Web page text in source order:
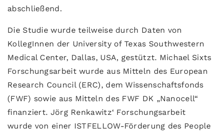
abschließend.
Die Studie wurde teilweise durch Daten von
KollegInnen der University of Texas Southwestern
Medical Center, Dallas, USA, gestützt. Michael Sixts
Forschungsarbeit wurde aus Mitteln des European
Research Council (ERC), dem Wissenschaftsfonds
(FWF) sowie aus Mitteln des FWF DK „Nanocell“
finanziert. Jörg Renkawitz‘ Forschungsarbeit
wurde von einer ISTFELLOW-Förderung des People